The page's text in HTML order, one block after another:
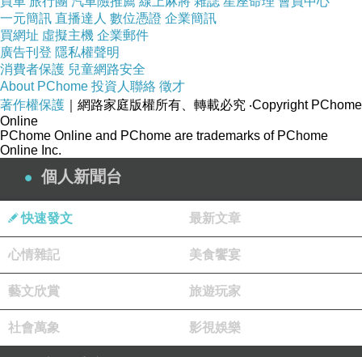
菊花木就是其一，它的原生地在台灣
一元簡訊 直播達人 數位憑證 企業簡訊
買網址 虛擬主機 企業郵件
廣告刊登 隱私權聲明
消費者保護 兒童網路安全
About PChome 投資人聯絡 徵才
著作權保護 ｜網路家庭版權所有、轉載必究 ‧Copyright PChome
Online
PChome Online and PChome are trademarks of PChome
Online Inc.
個人新聞台
快速發文 最新文章
心情雜記 美食饗宴
藝文欣賞 旅遊玩家
社會萬象 影視娛樂